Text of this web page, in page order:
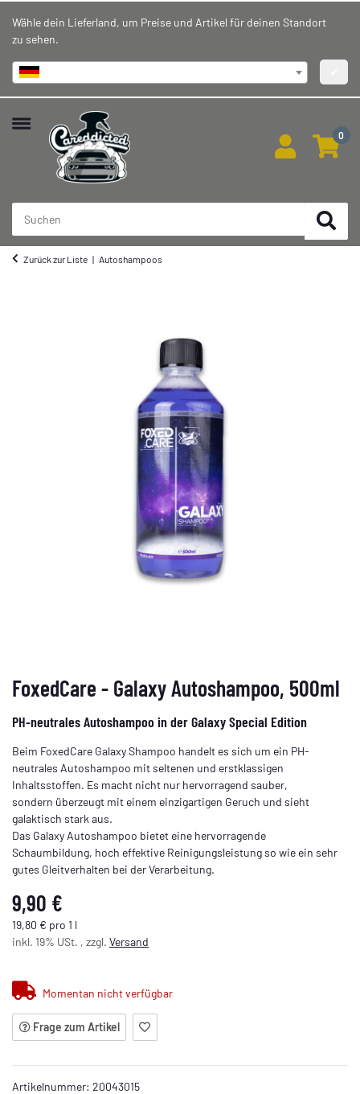
Wähle dein Lieferland, um Preise und Artikel für deinen Standort
zu sehen.
0
Zurück zur Liste Autoshampoos
FoxedCare - Galaxy Autoshampoo, 500ml
PH-neutrales Autoshampoo in der Galaxy Special Edition
Beim FoxedCare Galaxy Shampoo handelt es sich um ein PH-
neutrales Autoshampoo mit seltenen und erstklassigen
Inhaltsstoffen. Es macht nicht nur hervorragend sauber,
sondern überzeugt mit einem einzigartigen Geruch und sieht
galaktisch stark aus.
Das Galaxy Autoshampoo bietet eine hervorragende
Schaumbildung, hoch effektive Reinigungsleistung so wie ein sehr
gutes Gleitverhalten bei der Verarbeitung.
9,90 €
19,80 € pro 1 l
inkl. 19% USt. , zzgl. Versand
Momentan nicht verfügbar
Frage zum Artikel
Artikelnummer: 20043015